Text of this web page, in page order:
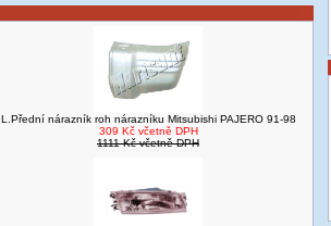
L.Přední nárazník roh nárazníku Mitsubishi PAJERO 91-98
309 Kč včetně DPH
1111 Kč včetně DPH